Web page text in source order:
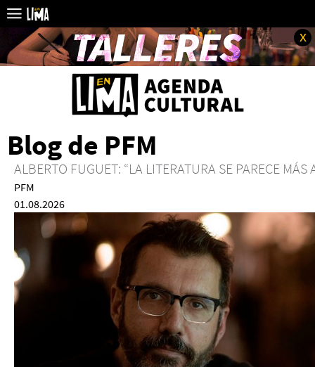
x
Blog de PFM
ALBERTO FUGUET: “LA LITERATURA SE PARECE MÁS
PFM
01.08.2026